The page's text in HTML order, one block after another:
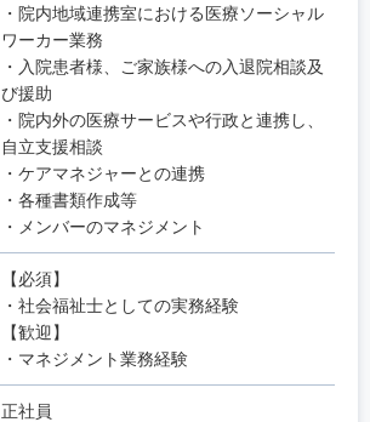
・院内地域連携室における医療ソーシャル
ワーカー業務
・入院患者様、ご家族様への入退院相談及
び援助
・院内外の医療サービスや行政と連携し、
自立支援相談
・ケアマネジャーとの連携
・各種書類作成等
・メンバーのマネジメント
【必須】
・社会福祉士としての実務経験
【歓迎】
・マネジメント業務経験
正社員